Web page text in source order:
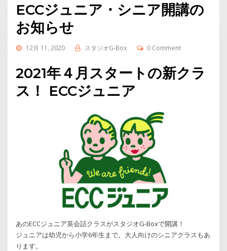
ECCジュニア・シニア開講の
お知らせ
12月 11, 2020 スタジオG-Box 0 Comment
2021年４月スタートの新クラ
ス！ ECCジュニア
あのECCジュニア英会話クラスがスタジオG-Boxで開講！
ジュニアは幼児から小学6年生まで。大人向けのシニアクラスもあ
ります。